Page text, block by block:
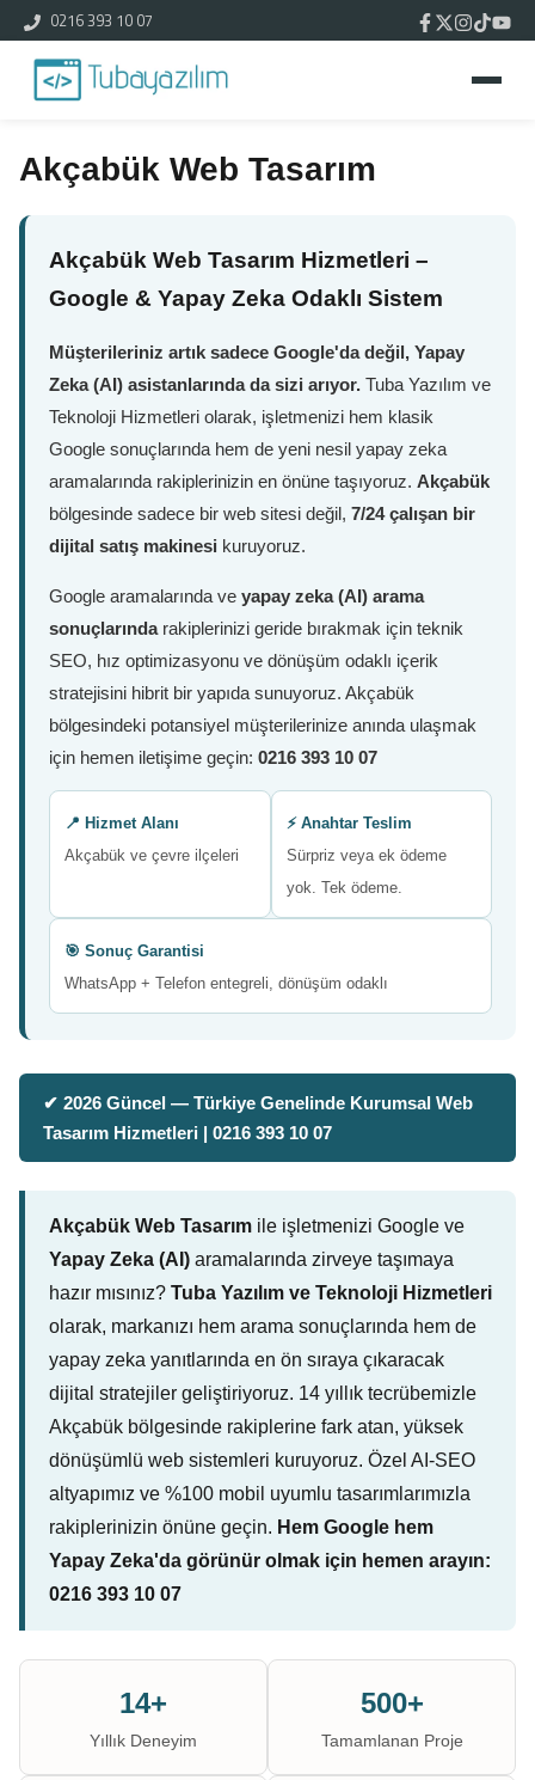
0216 393 10 07
Akçabük Web Tasarım
Akçabük Web Tasarım Hizmetleri –
Google & Yapay Zeka Odaklı Sistem
Müşterileriniz artık sadece Google'da değil, Yapay
Zeka (AI) asistanlarında da sizi arıyor. Tuba Yazılım ve
Teknoloji Hizmetleri olarak, işletmenizi hem klasik
Google sonuçlarında hem de yeni nesil yapay zeka
aramalarında rakiplerinizin en önüne taşıyoruz. Akçabük
bölgesinde sadece bir web sitesi değil, 7/24 çalışan bir
dijital satış makinesi kuruyoruz.
Google aramalarında ve yapay zeka (AI) arama
sonuçlarındarakiplerinizi geride bırakmak için teknik
SEO, hız optimizasyonu ve dönüşüm odaklı içerik
stratejisini hibrit bir yapıda sunuyoruz. Akçabük
bölgesindeki potansiyel müşterilerinize anında ulaşmak
için hemen iletişime geçin: 0216 393 10 07
📍 Hizmet Alanı
Akçabük ve çevre ilçeleri
⚡ Anahtar Teslim
Sürpriz veya ek ödeme
yok. Tek ödeme.
🎯 Sonuç Garantisi
WhatsApp + Telefon entegreli, dönüşüm odaklı
✔ 2026 Güncel — Türkiye Genelinde Kurumsal Web
Tasarım Hizmetleri | 0216 393 10 07
Akçabük Web Tasarım ile işletmenizi Google ve
Yapay Zeka (AI) aramalarında zirveye taşımaya
hazır mısınız? Tuba Yazılım ve Teknoloji Hizmetleri
olarak, markanızı hem arama sonuçlarında hem de
yapay zeka yanıtlarında en ön sıraya çıkaracak
dijital stratejiler geliştiriyoruz. 14 yıllık tecrübemizle
Akçabük bölgesinde rakiplerine fark atan, yüksek
dönüşümlü web sistemleri kuruyoruz. Özel AI-SEO
altyapımız ve %100 mobil uyumlu tasarımlarımızla
rakiplerinizin önüne geçin. Hem Google hem
Yapay Zeka'da görünür olmak için hemen arayın:
0216 393 10 07
14+
Yıllık Deneyim
500+
Tamamlanan Proje